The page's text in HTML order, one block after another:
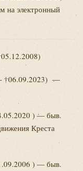
на электронный
05.12.2008)
- †06.09.2023) —
) — быв.
Креста
) — быв.